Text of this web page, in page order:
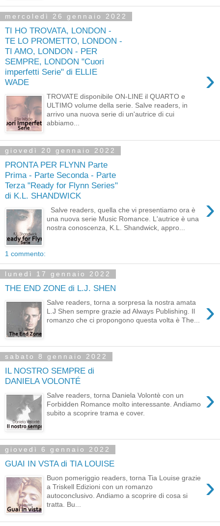
mercoledì 26 gennaio 2022
TI HO TROVATA, LONDON -
TE LO PROMETTO, LONDON -
TI AMO, LONDON - PER
SEMPRE, LONDON "Cuori
imperfetti Serie" di ELLIE
WADE
›
TROVATE disponibile ON-LINE il QUARTO e
ULTIMO volume della serie. Salve readers, in
arrivo una nuova serie di un'autrice di cui
abbiamo...
giovedì 20 gennaio 2022
PRONTA PER FLYNN Parte
Prima - Parte Seconda - Parte
Terza "Ready for Flynn Series"
di K.L. SHANDWICK
›
Salve readers, quella che vi presentiamo ora è
una nuova serie Music Romance. L'autrice è una
nostra conoscenza, K.L. Shandwick, appro...
1 commento:
lunedì 17 gennaio 2022
THE END ZONE di L.J. SHEN
›
Salve readers, torna a sorpresa la nostra amata
L.J Shen sempre grazie ad Always Publishing. Il
romanzo che ci propongono questa volta è The...
sabato 8 gennaio 2022
IL NOSTRO SEMPRE di
DANIELA VOLONTÉ
›
Salve readers, torna Daniela Volontè con un
Forbidden Romance molto interessante. Andiamo
subito a scoprire trama e cover.
giovedì 6 gennaio 2022
GUAI IN VSTA di TIA LOUISE
›
Buon pomeriggio readers, torna Tia Louise grazie
a Triskell Edizioni con un romanzo
autoconclusivo. Andiamo a scoprire di cosa si
tratta. Bu...